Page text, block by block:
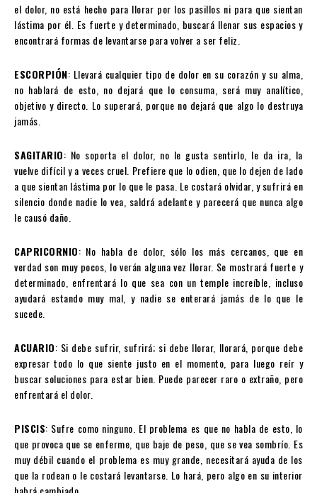
el dolor, no está hecho para llorar por los pasillos ni para que sientan
lástima por él. Es fuerte y determinado, buscará llenar sus espacios y
encontrará formas de levantarse para volver a ser feliz.
ESCORPIÓN: Llevará cualquier tipo de dolor en su corazón y su alma,
no hablará de esto, no dejará que lo consuma, será muy analítico,
objetivo y directo. Lo superará, porque no dejará que algo lo destruya
jamás.
SAGITARIO: No soporta el dolor, no le gusta sentirlo, le da ira, la
vuelve difícil y a veces cruel. Prefiere que lo odien, que lo dejen de lado
a que sientan lástima por lo que le pasa. Le costará olvidar, y sufrirá en
silencio donde nadie lo vea, saldrá adelante y parecerá que nunca algo
le causó daño.
CAPRICORNIO: No habla de dolor, sólo los más cercanos, que en
verdad son muy pocos, lo verán alguna vez llorar. Se mostrará fuerte y
determinado, enfrentará lo que sea con un temple increíble, incluso
ayudará estando muy mal, y nadie se enterará jamás de lo que le
sucede.
ACUARIO: Si debe sufrir, sufrirá; si debe llorar, llorará, porque debe
expresar todo lo que siente justo en el momento, para luego reír y
buscar soluciones para estar bien. Puede parecer raro o extraño, pero
enfrentará el dolor.
PISCIS: Sufre como ninguno. El problema es que no habla de esto, lo
que provoca que se enferme, que baje de peso, que se vea sombrío. Es
muy débil cuando el problema es muy grande, necesitará ayuda de los
que la rodean o le costará levantarse. Lo hará, pero algo en su interior